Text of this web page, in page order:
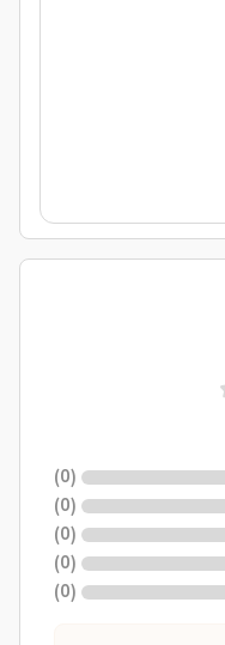
(
0
)
(
0
)
(
0
)
(
0
)
(
0
)